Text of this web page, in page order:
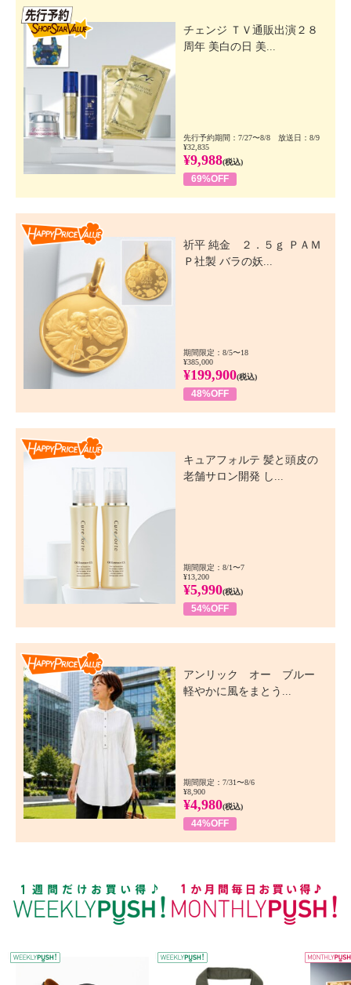
チェンジ ＴＶ通販出演２８
周年 美白の日 美...
先行予約期間：7/27〜8/8 放送日：8/9
¥32,835
¥9,988(税込)
69%OFF
祈平 純金 ２．５ｇ ＰＡＭ
Ｐ社製 バラの妖...
期間限定：8/5〜18
¥385,000
¥199,900(税込)
48%OFF
キュアフォルテ 髪と頭皮の
老舗サロン開発 し...
期間限定：8/1〜7
¥13,200
¥5,990(税込)
54%OFF
アンリック オー ブルー
軽やかに風をまとう...
期間限定：7/31〜8/6
¥8,900
¥4,980(税込)
44%OFF
WEEKLY PUSH